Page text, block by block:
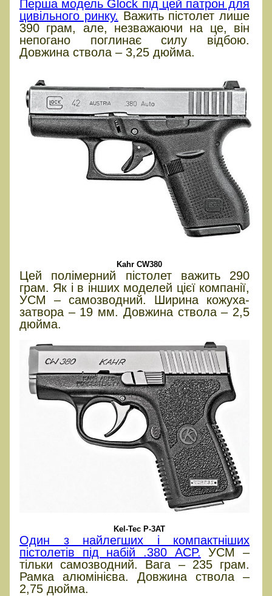
Перша модель Glock під цей патрон для
цивільного ринку. Важить пістолет лише
390 грам, але, незважаючи на це, він
непогано поглинає силу відбою.
Довжина ствола – 3,25 дюйма.
Kahr CW380
Цей полімерний пістолет важить 290
грам. Як і в інших моделей цієї компанії,
УСМ – самозводний. Ширина кожуха-
затвора – 19 мм. Довжина ствола – 2,5
дюйма.
Kel-Tec P-3AT
Один з найлегших і компактніших
пістолетів під набій .380 ACP. УСМ –
тільки самозводний. Вага – 235 грам.
Рамка алюмінієва. Довжина ствола –
2,75 дюйма.